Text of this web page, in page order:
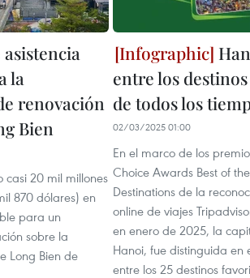
la
renovación
Bien
casi 20 mil millones
870 dólares) en
para un
sobre la
Long Bien de
entre los
de todos los
02/03/2025 01:00
En el marco de los
Choice Awards Best of
Destinations de la
online de viajes
en enero de 2025, la
Hanoi, fue distinguida en
entre los 25 destinos